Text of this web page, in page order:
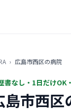
› 広島市西区の病院
書なし・1日だけOK
島市西区